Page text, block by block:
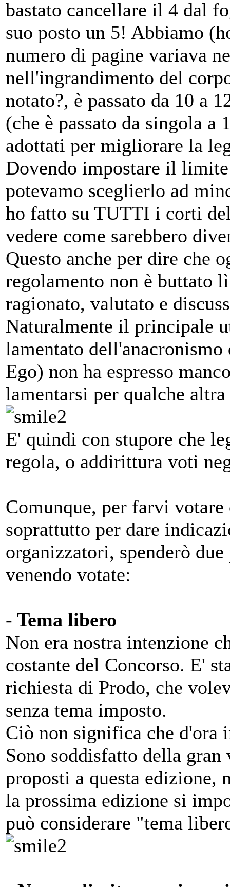
bastato cancellare il 4 dal
suo posto un 5! Abbiamo
numero di pagine variava
nell'ingrandimento del
notato?, è passato da 10 a
(che è passato da singola
adottati per migliorare la
Dovendo impostare il
potevamo sceglierlo ad
ho fatto su TUTTI i corti
vedere come sarebbero
Questo anche per dire che
regolamento non è buttato
ragionato, valutato e
Naturalmente il principale
lamentato
Ego) non ha espresso
lamentarsi per qualche
E' quindi con stupore che
regola, o addirittura voti
Comunque, per farvi
soprattutto per dare
organizzatori, spenderò
venendo votate:
- Tema libero
Non era nostra intenzione
costante del Concorso. E'
richiesta di Prodo, che
senza tema imposto.
Ciò non significa che d'ora
Sono soddisfatto della
proposti a questa edizione,
la prossima edizione si
può considerare "tema